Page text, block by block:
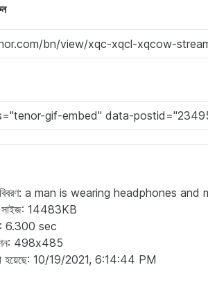
বিবরণ: a man is wearing headphones
সাইজ: 14483KB
6.300 sec
498x485
হয়েছে: 10/19/2021, 6:14:44 PM